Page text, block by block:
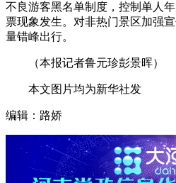
不良游客黑名单制度，控制单人
票现象发生。对非热门景区加强
量错峰出行。
（本报记者鲁元珍彭景晖）
本文图片均为新华社发
编辑：路娇